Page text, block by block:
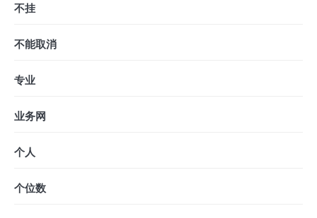
不挂
不能取消
专业
业务网
个人
个位数